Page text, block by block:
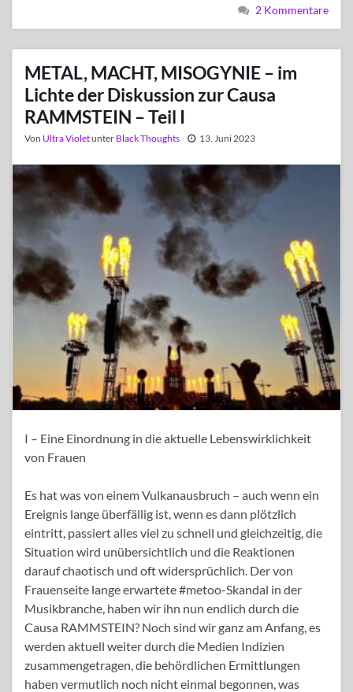
2 Kommentare
METAL, MACHT, MISOGYNIE – im
Lichte der Diskussion zur Causa
RAMMSTEIN – Teil I
Von Ultra Violetunter Black Thoughts 13. Juni 2023
I – Eine Einordnung in die aktuelle Lebenswirklichkeit
von Frauen
Es hat was von einem Vulkanausbruch – auch wenn ein
Ereignis lange überfällig ist, wenn es dann plötzlich
eintritt, passiert alles viel zu schnell und gleichzeitig, die
Situation wird unübersichtlich und die Reaktionen
darauf chaotisch und oft widersprüchlich. Der von
Frauenseite lange erwartete #metoo-Skandal in der
Musikbranche, haben wir ihn nun endlich durch die
Causa RAMMSTEIN? Noch sind wir ganz am Anfang, es
werden aktuell weiter durch die Medien Indizien
zusammengetragen, die behördlichen Ermittlungen
haben vermutlich noch nicht einmal begonnen, was